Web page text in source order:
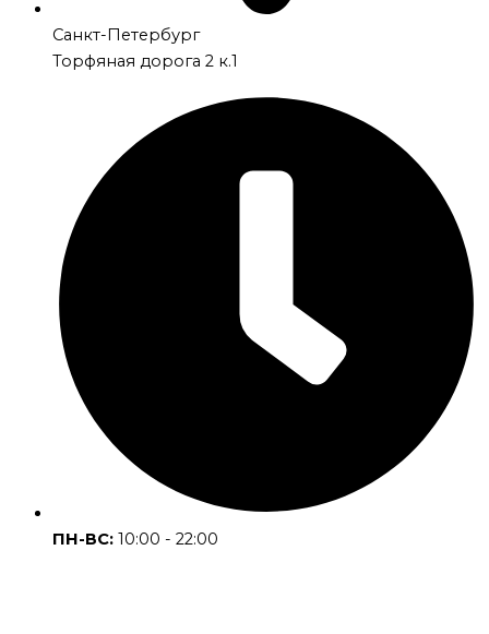
Санкт-Петербург
Торфяная дорога 2 к.1
ПН-ВС: 10:00 - 22:00